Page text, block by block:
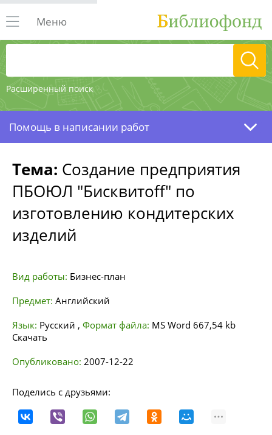
Расширенный поиск
Меню
Помощь в написании работ
Тема: Создание предприятия
ПБОЮЛ "Бисквитoff" по
изготовлению кондитерских
изделий
Вид работы: Бизнес-план
Предмет: Английский
Язык: Русский , Формат файла: MS Word 667,54 kb
Скачать
Опубликовано: 2007-12-22
Поделись с друзьями: